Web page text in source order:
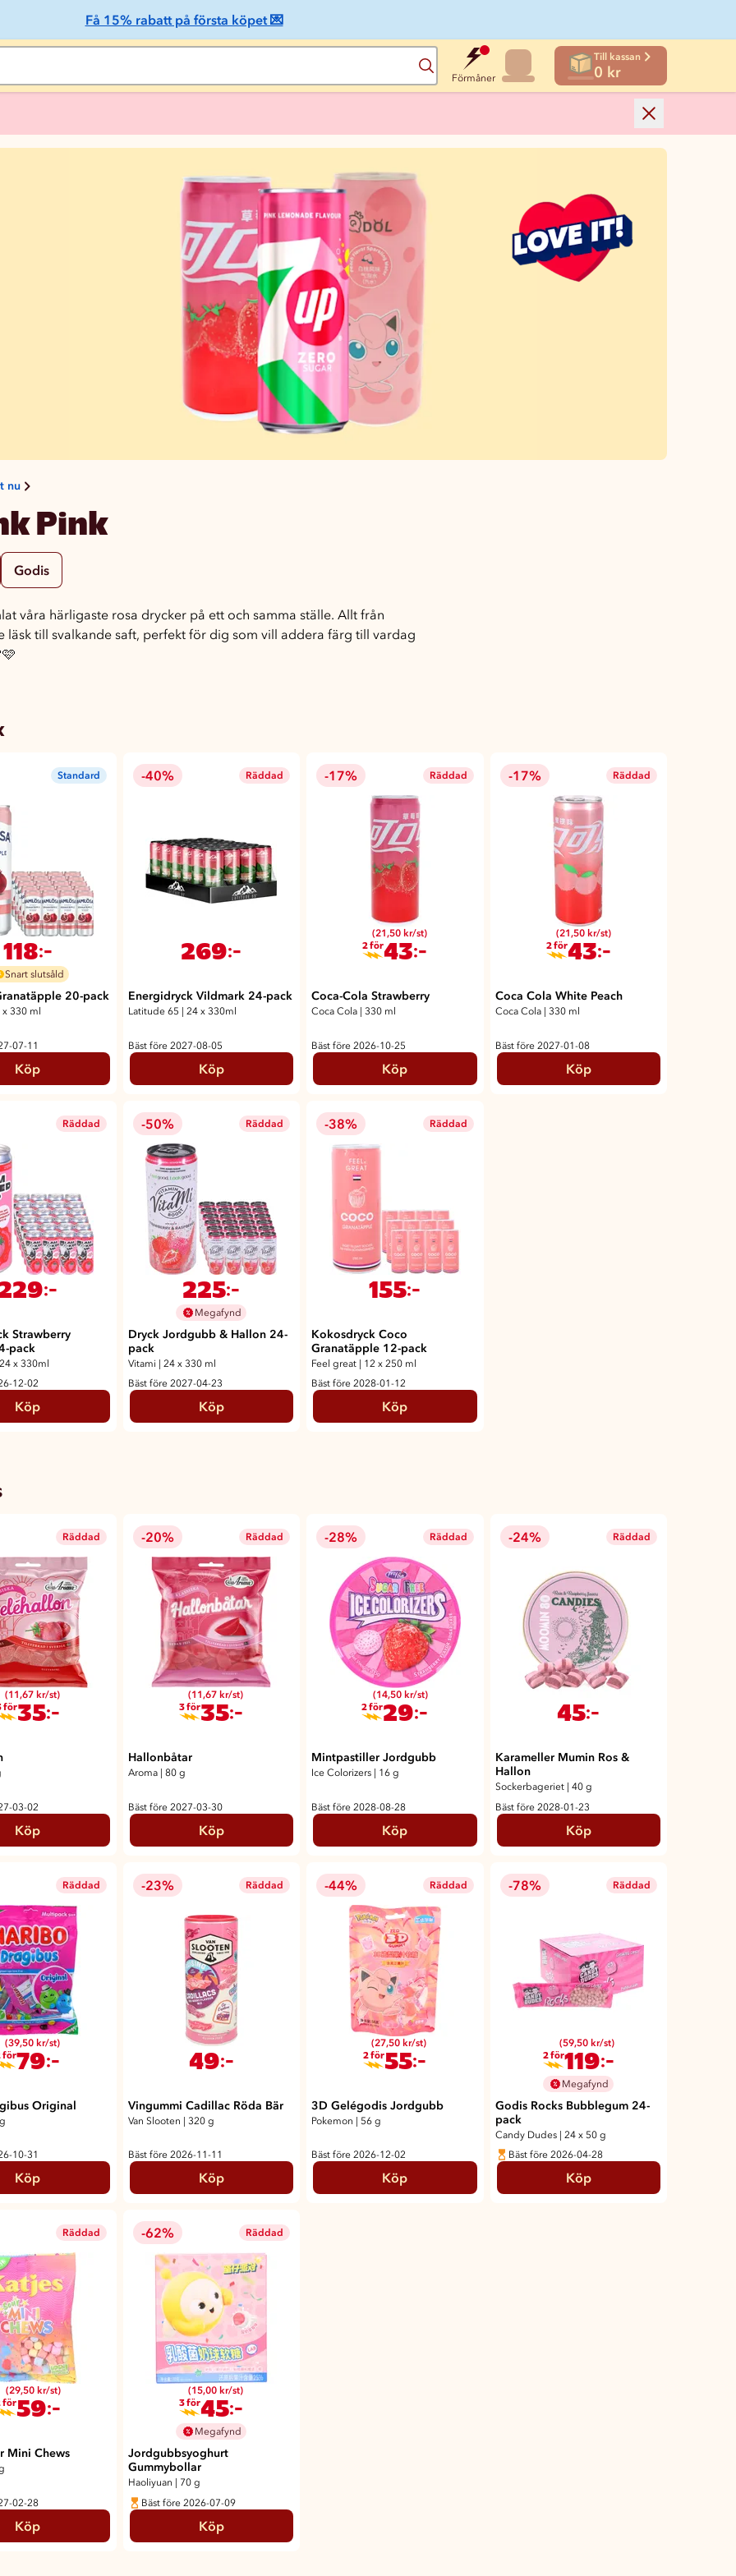
Få 15% rabatt på första köpet 💌
Sök
Förmåner
Till kassan
0 kr
nu
Pink
Godis
våra härligaste rosa drycker på ett och samma ställe. Allt från
läsk till svalkande saft, perfekt för dig som vill addera färg till vardag
Standard
118:-
Snart slutsåld
20-pack
330 ml
07-11
Köp
-40% Räddad
269:-
Energidryck Vildmark 24-pack
Latitude 65 24 x 330ml
Bäst före 2027-08-05
Köp
-17% Räddad
(21,50 kr/st)
2 för43:-
Coca-Cola Strawberry
Coca Cola 330 ml
Bäst före 2026-10-25
Köp
-17% Räddad
(21,50 kr/st)
2 för43:-
Coca Cola White Peach
Coca Cola 330 ml
Bäst före 2027-01-08
Köp
Räddad
:-
Strawberry
pack
24 x 330ml
12-02
Köp
-50% Räddad
225:-
Megafynd
Dryck Jordgubb & Hallon 24-
pack
Vitami | 24 x 330 ml
Bäst före 2027-04-23
Köp
-38% Räddad
155:-
Kokosdryck Coco
Granatäpple 12-pack
Feel great | 12 x 250 ml
Bäst före 2028-01-12
Köp
Räddad
(11,67 kr/st)
för35:-
03-02
Köp
-20% Räddad
(11,67 kr/st)
3 för35:-
Hallonbåtar
Aroma 80 g
Bäst före 2027-03-30
Köp
-28% Räddad
(14,50 kr/st)
2 för29:-
Mintpastiller Jordgubb
Ice Colorizers 16 g
Bäst före 2028-08-28
Köp
-24% Räddad
45:-
Karameller Mumin Ros &
Hallon
Sockerbageriet
40 g
Bäst före 2028-01-23
Köp
Räddad
(39,50 kr/st)
för79:-
Original
10-31
Köp
-23% Räddad
49:-
Vingummi Cadillac Röda Bär
Van Slooten | 320 g
Bäst före 2026-11-11
Köp
-44% Räddad
(27,50 kr/st)
2 för55:-
3D Gelégodis Jordgubb
Pokemon | 56 g
Bäst före 2026-12-02
Köp
-78% Räddad
(59,50 kr/st)
2 för119:-
Megafynd
Godis Rocks Bubblegum 24-
pack
Candy Dudes | 24 x 50 g
Bäst före 2026-04-28
Köp
Räddad
(29,50 kr/st)
för59:-
Mini Chews
02-28
Köp
-62% Räddad
(15,00 kr/st)
3 för45:-
Megafynd
Jordgubbsyoghurt
Gummybollar
Haoliyuan
70 g
Bäst före 2026-07-09
Köp